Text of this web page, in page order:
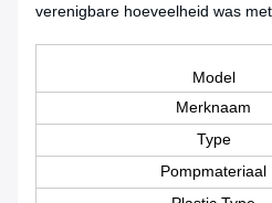
verenigbare hoeveelheid was
Model
Merknaam
Type
Pompmateriaal